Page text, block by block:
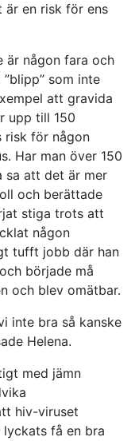
är en risk för ens
är någon fara och
som inte
att gravida
upp till 150
risk för någon
Har man över 150
sa att det är mer
och berättade
stiga trots att
någon
tufft jobb där han
började må
och blev omätbar.
inte bra så kanske
Helena.
med jämn
hiv-viruset
få en bra